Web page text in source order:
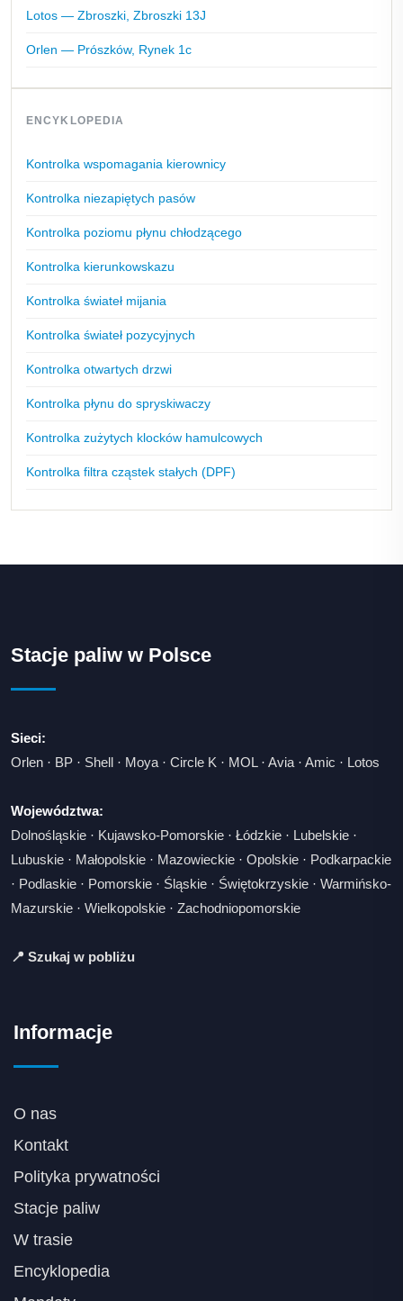
Lotos — Zbroszki, Zbroszki 13J
Orlen — Prószków, Rynek 1c
ENCYKLOPEDIA
Kontrolka wspomagania kierownicy
Kontrolka niezapiętych pasów
Kontrolka poziomu płynu chłodzącego
Kontrolka kierunkowskazu
Kontrolka świateł mijania
Kontrolka świateł pozycyjnych
Kontrolka otwartych drzwi
Kontrolka płynu do spryskiwaczy
Kontrolka zużytych klocków hamulcowych
Kontrolka filtra cząstek stałych (DPF)
Stacje paliw w Polsce
Sieci:
Orlen · BP · Shell · Moya · Circle K · MOL· Avia · Amic · Lotos
Województwa:
Dolnośląskie · Kujawsko-Pomorskie · Łódzkie · Lubelskie ·
Lubuskie · Małopolskie · Mazowieckie · Opolskie · Podkarpackie
· Podlaskie · Pomorskie · Śląskie · Świętokrzyskie · Warmińsko-
Mazurskie · Wielkopolskie · Zachodniopomorskie
📍 Szukaj w pobliżu
Informacje
O nas
Kontakt
Polityka prywatności
Stacje paliw
W trasie
Encyklopedia